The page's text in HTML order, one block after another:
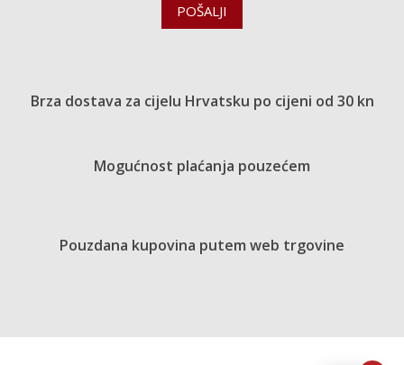
POŠALJI
Brza dostava za cijelu Hrvatsku po cijeni od 30 kn
Mogućnost plaćanja pouzećem
Pouzdana kupovina putem web trgovine